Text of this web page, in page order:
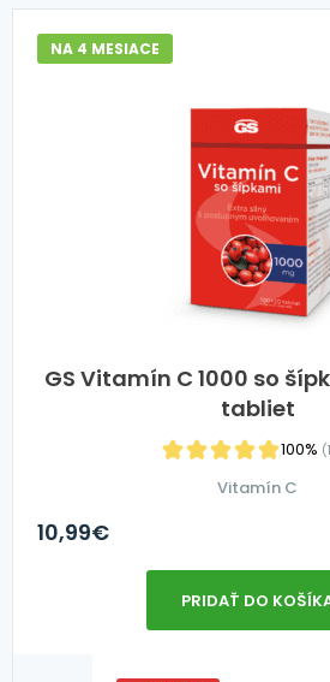
GS Vitamín C 1000 so
tabliet
100%
NA 4 MESIACE
Vitamín C
10,99€
PRIDAŤ DO